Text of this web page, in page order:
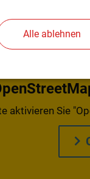
aktivieren Sie
Alle ablehnen